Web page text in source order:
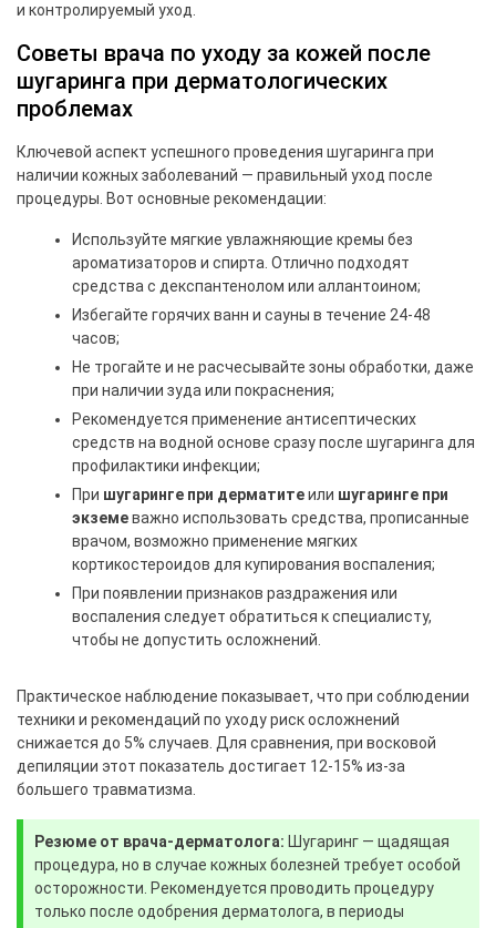
и контролируемый уход.
Советы врача по уходу за кожей после
шугаринга при дерматологических
проблемах
Ключевой аспект успешного проведения шугаринга при
наличии кожных заболеваний — правильный уход после
процедуры. Вот основные рекомендации:
Используйте мягкие увлажняющие кремы без
ароматизаторов и спирта. Отлично подходят
средства с декспантенолом или аллантоином;
Избегайте горячих ванн и сауны в течение 24-48
часов;
Не трогайте и не расчесывайте зоны обработки, даже
при наличии зуда или покраснения;
Рекомендуется применение антисептических
средств на водной основе сразу после шугаринга для
профилактики инфекции;
При шугаринге при дерматитеили шугаринге при
экземеважно использовать средства, прописанные
врачом, возможно применение мягких
кортикостероидов для купирования воспаления;
При появлении признаков раздражения или
воспаления следует обратиться к специалисту,
чтобы не допустить осложнений.
Практическое наблюдение показывает, что при соблюдении
техники и рекомендаций по уходу риск осложнений
снижается до 5% случаев. Для сравнения, при восковой
депиляции этот показатель достигает 12-15% из-за
большего травматизма.
Резюме от врача-дерматолога: Шугаринг — щадящая
процедура, но в случае кожных болезней требует особой
осторожности. Рекомендуется проводить процедуру
только после одобрения дерматолога, в периоды